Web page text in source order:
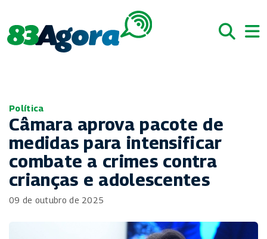
Política
Câmara aprova pacote de
medidas para intensificar
combate a crimes contra
crianças e adolescentes
09 de outubro de 2025